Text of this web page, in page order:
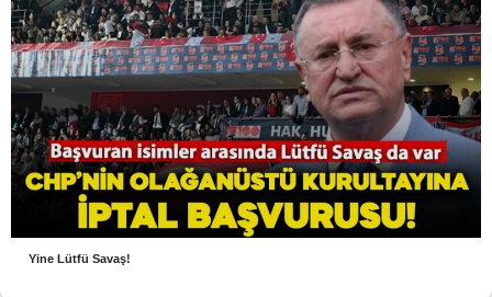
Yine Lütfü Savaş!